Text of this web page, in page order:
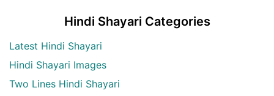
Hindi Shayari Categories
Latest Hindi Shayari
Hindi Shayari Images
Two Lines Hindi Shayari